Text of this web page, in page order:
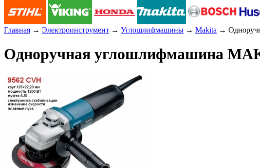
Главная → Электроинструмент → Углошлифмашины → Makita →
Одноручная углошлифмашина